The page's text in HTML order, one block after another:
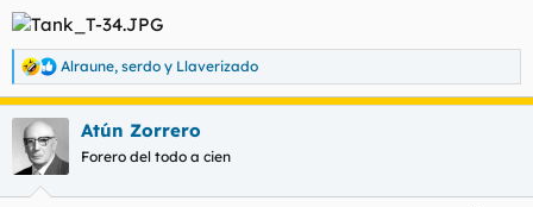
R
e
c
c
i
Alraune, serdo y Llaverizado
Atún Zorrero
Forero del todo a cien